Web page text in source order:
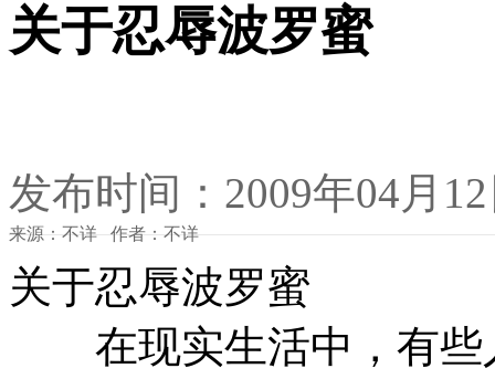
关于忍辱波罗蜜
发布时间：2009年04月
来源：不详 作者：不详
关于忍辱波罗蜜
在现实生活中，有些